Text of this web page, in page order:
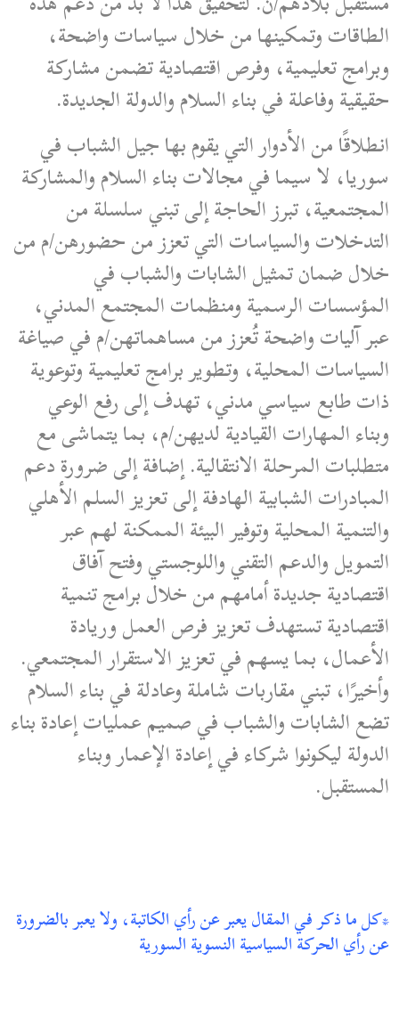
الطاقات وتمكينها من خلال سياسات واضحة،
وبرامج تعليمية، وفرص اقتصادية تضمن مشاركة
حقيقية وفاعلة في بناء السلام والدولة الجديدة.
انطلاقًا من الأدوار التي يقوم بها جيل الشباب في
سوريا، لا سيما في مجالات بناء السلام والمشاركة
المجتمعية، تبرز الحاجة إلى تبني سلسلة من
التدخلات والسياسات التي تعزز من حضورهن/م من
خلال ضمان تمثيل الشابات والشباب في
المؤسسات الرسمية ومنظمات المجتمع المدني،
عبر آليات واضحة تُعزز من مساهماتهن/م في صياغة
السياسات المحلية، وتطوير برامج تعليمية وتوعوية
ذات طابع سياسي مدني، تهدف إلى رفع الوعي
وبناء المهارات القيادية لديهن/م، بما يتماشى مع
متطلبات المرحلة الانتقالية. إضافة إلى ضرورة دعم
المبادرات الشبابية الهادفة إلى تعزيز السلم الأهلي
والتنمية المحلية وتوفير البيئة الممكنة لهم عبر
التمويل والدعم التقني واللوجستي وفتح آفاق
اقتصادية جديدة أمامهم من خلال برامج تنمية
اقتصادية تستهدف تعزيز فرص العمل وريادة
الأعمال، بما يسهم في تعزيز الاستقرار المجتمعي.
وأخيرًا، تبني مقاربات شاملة وعادلة في بناء السلام
تضع الشابات والشباب في صميم عمليات إعادة بناء
الدولة ليكونوا شركاء في إعادة الإعمار وبناء
المستقبل.
*كل ما ذكر في المقال يعبر عن رأي الكاتبة، ولا يعبر بالضرورة
عن رأي الحركة السياسية النسوية السورية